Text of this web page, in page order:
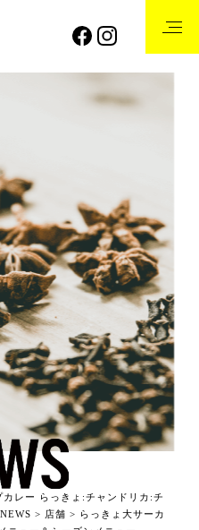
レー らっきょ:チャンドリカ:チ
NEWS > 店舗 > らっきょ大サーカ